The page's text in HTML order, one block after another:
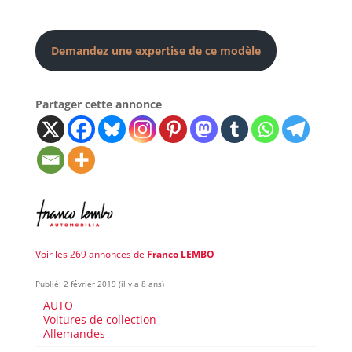
Demandez une expertise de ce modèle
Partager cette annonce
Voir les 269 annonces de Franco LEMBO
Publié: 2 février 2019 (il y a 8 ans)
AUTO
Voitures de collection
Allemandes